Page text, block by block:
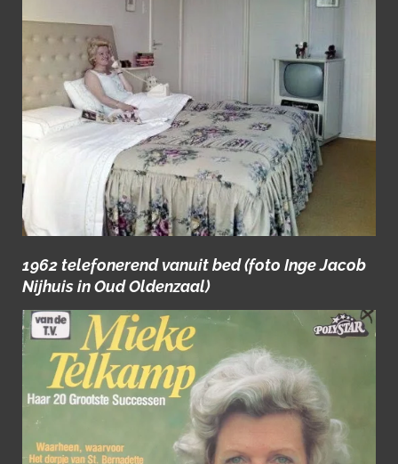
1962 telefonerend vanuit bed (foto Inge Jacob
Nijhuis in Oud Oldenzaal)